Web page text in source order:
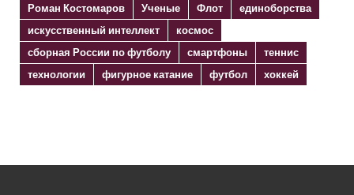
Роман Костомаров
Ученые Флот
единоборства
искусственный интеллект
космос
сборная России по футболу
смартфоны
теннис
технологии
фигурное катание футбол хоккей